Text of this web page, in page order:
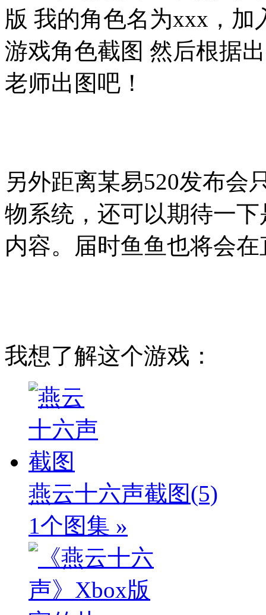
版 我的角色名为xxx，加
游戏角色截图 然后根据
老师出图吧！
另外距离某易520发布会
物系统，还可以期待一
内容。届时鱼鱼也将会
我想了解这个游戏：
燕云十六声截图(5)
1个图集 »